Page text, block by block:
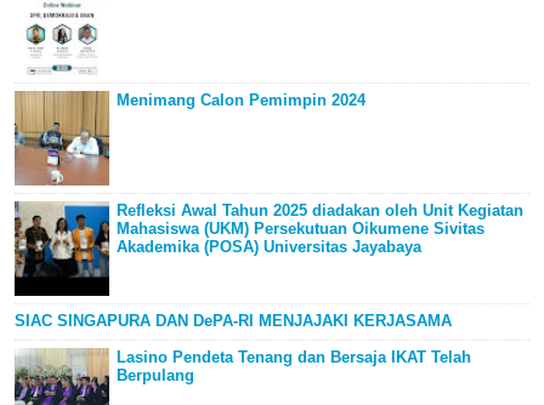
Menimang Calon Pemimpin 2024
Refleksi Awal Tahun 2025 diadakan oleh Unit Kegiatan
Mahasiswa (UKM) Persekutuan Oikumene Sivitas
Akademika (POSA) Universitas Jayabaya
SIAC SINGAPURA DAN DePA-RI MENJAJAKI KERJASAMA
Lasino Pendeta Tenang dan Bersaja IKAT Telah
Berpulang